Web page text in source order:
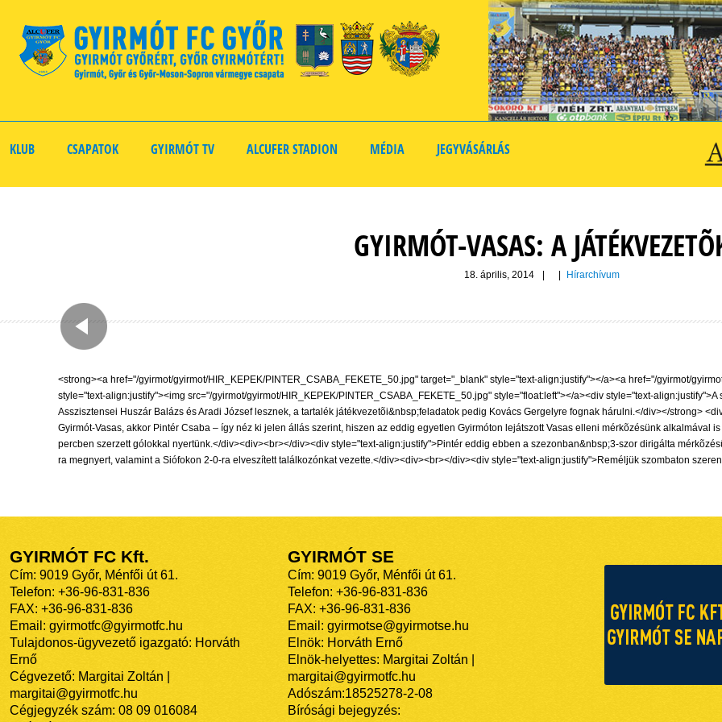
KLUB CSAPATOK GYIRMÓT TV ALCUFER STADION MÉDIA JEGYVÁSÁRLÁS
GYIRMÓT-VASAS: A
18. április, 2014 Hírarchívum
<strong><a href="/gyirmot/gyirmot/HIR_KEPEK/PINTER_CSABA_FEKETE_50.jpg" target="_blank" style="text-align:justify"></a><a href="/gyirmot/
style="text-align:justify"><img src="/gyirmot/gyirmot/HIR_KEPEK/PINTER_CSABA_FEKETE_50.jpg" style="float:left"></a><div style="text-
Asszisztensei Huszár Balázs és Aradi József lesznek, a tartalék játékvezetõi&nbsp;feladatok pedig Kovács Gergelyre fognak hárulni.</div></strong>
Gyirmót-Vasas, akkor Pintér Csaba – így néz ki jelen állás szerint, hiszen az eddig egyetlen Gyirmóton lejátszott Vasas elleni mérkõzésünk alkalmával
percben szerzett gólokkal nyertünk.</div><div><br></div><div style="text-align:justify">Pintér eddig ebben a szezonban&nbsp;3-szor dirigálta
ra megnyert, valamint a Siófokon 2-0-ra elveszített találkozónkat vezette.</div><div><br></div><div style="text-align:justify">Reméljük szombaton
GYIRMÓT FC Kft.
Cím: 9019 Győr, Ménfői út 61.
Telefon: +36-96-831-836
FAX: +36-96-831-836
Email: gyirmotfc@gyirmotfc.hu
Tulajdonos-ügyvezető igazgató: Horváth
Ernő
Cégvezető: Margitai Zoltán |
margitai@gyirmotfc.hu
Cégjegyzék szám: 08 09 016084
GYIRMÓT SE
Cím: 9019 Győr, Ménfői út 61.
Telefon: +36-96-831-836
FAX: +36-96-831-836
Email: gyirmotse@gyirmotse.hu
Elnök: Horváth Ernő
Elnök-helyettes: Margitai Zoltán |
margitai@gyirmotfc.hu
Adószám:18525278-2-08
Bírósági bejegyzés: